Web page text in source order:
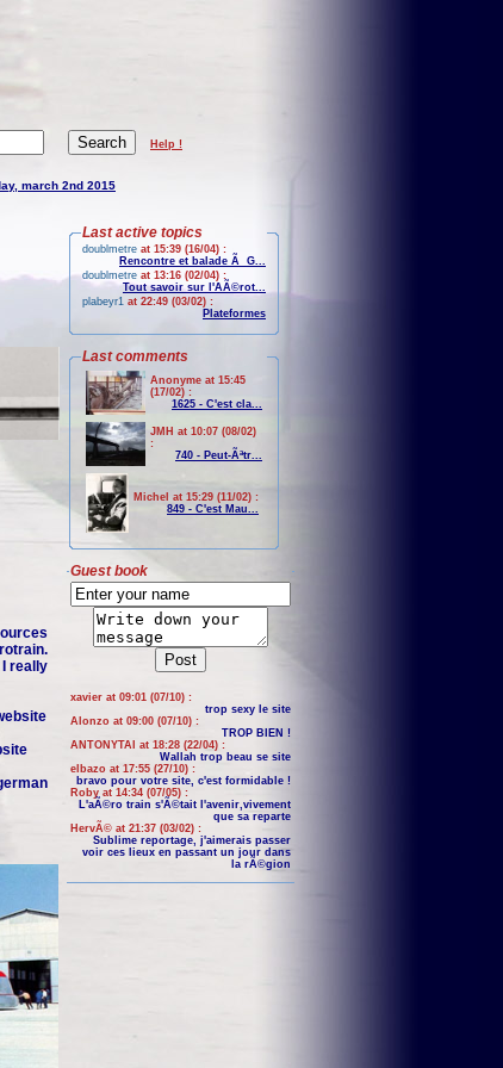
Help !
march 2nd 2015
I really
Last active topics
doublmetre at 15:39 (16/04) :
Rencontre et balade Ã G...
doublmetre at 13:16 (02/04) :
Tout savoir sur l'AÃ©rot...
plabeyr1 at 22:49 (03/02) :
Plateformes
Last comments
Anonyme at 15:45
(17/02) :
1625 - C'est cla...
JMH at 10:07 (08/02)
:
740 - Peut-Ãªtr...
Michel at 15:29 (11/02) :
849 - C'est Mau...
Guest book
xavier at 09:01 (07/10) :
trop sexy le site
Alonzo at 09:00 (07/10) :
TROP BIEN !
ANTONYTAI at 18:28 (22/04) :
Wallah trop beau se site
elbazo at 17:55 (27/10) :
bravo pour votre site, c'est formidable !
Roby at 14:34 (07/05) :
L'aÃ©ro train s'Ã©tait l'avenir,vivement
que sa reparte
HervÃ© at 21:37 (03/02) :
Sublime reportage, j'aimerais passer
voir ces lieux en passant un jour dans
la rÃ©gion